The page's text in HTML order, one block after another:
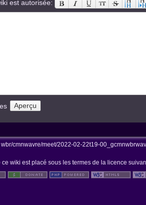
est autorisée:
wbr/cmnwavre/meet/2022-02-22t19-
wiki est placé sous les termes de la licence